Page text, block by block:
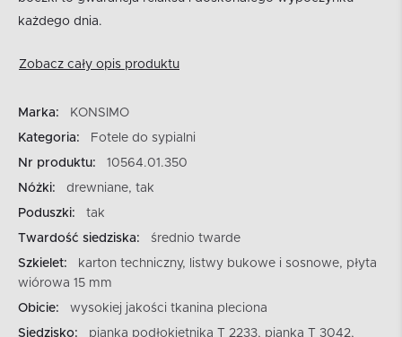
każdego dnia.
Zobacz cały opis produktu
Marka:
KONSIMO
Kategoria:
Fotele do sypialni
Nr produktu:
10564.01.350
Nóżki:
drewniane, tak
Poduszki:
tak
Twardość siedziska:
średnio twarde
Szkielet:
karton techniczny, listwy bukowe i sosnowe, płyta
wiórowa 15 mm
Obicie:
wysokiej jakości tkanina pleciona
Siedzisko:
pianka podłokietnika T 2233, pianka T 3042,